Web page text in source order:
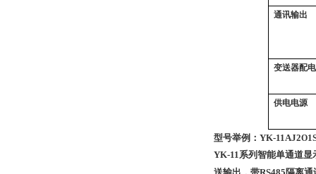
通讯输出
变送器配
供电电源
型号举例： YK-11AJ2O
YK-11系列智能单通道显